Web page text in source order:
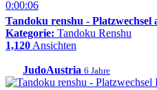
0:00:06
Tandoku renshu -
Kategorie: Tandoku Renshu
1,120Ansichten
JudoAustria 6 Jahre